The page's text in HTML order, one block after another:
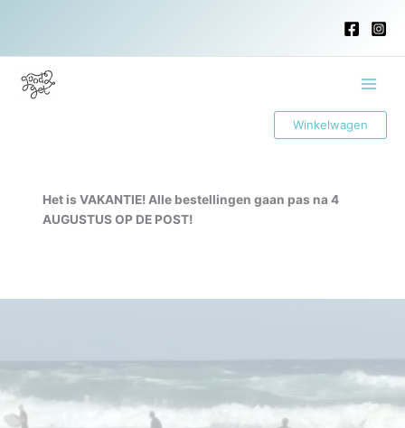
Menu
Winkelwagen
Het is VAKANTIE! Alle bestellingen gaan pas na 4
AUGUSTUS OP DE POST!